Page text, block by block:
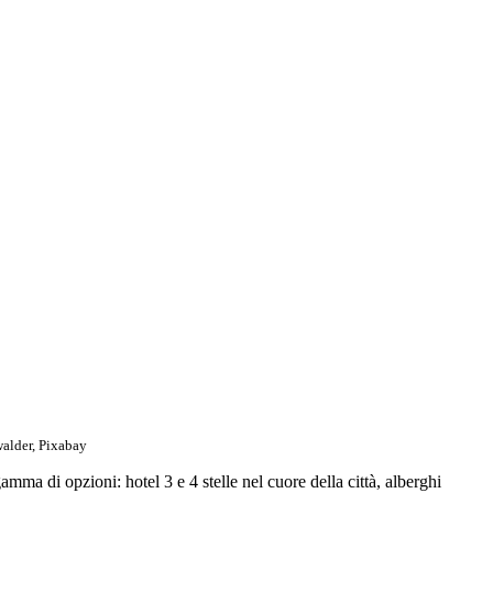
Pixabay
di opzioni: hotel 3 e 4 stelle nel cuore della città, alberghi